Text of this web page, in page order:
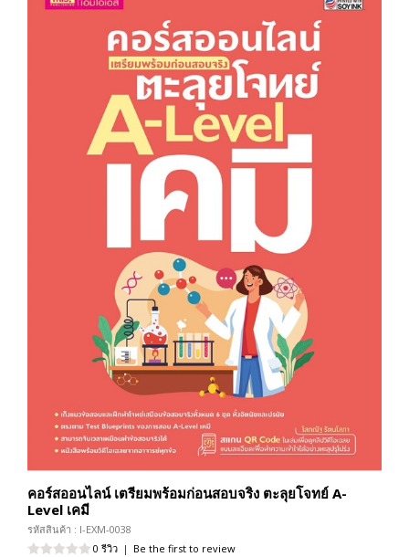
คอร์สออนไลน์ เตรียมพร้อมก่อนสอบจริง ตะลุยโจทย์ A-
Level เคมี
รหัสสินค้า : I-EXM-0038
0 รีวิว | Be the first to review